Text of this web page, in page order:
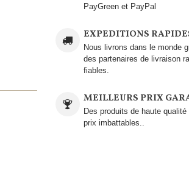
PayGreen et PayPal
EXPEDITIONS
Nous livrons dans le monde
des partenaires de livraison
fiables.
MEILLEURS PRIX
Des produits de haute qualité
prix imbattables..